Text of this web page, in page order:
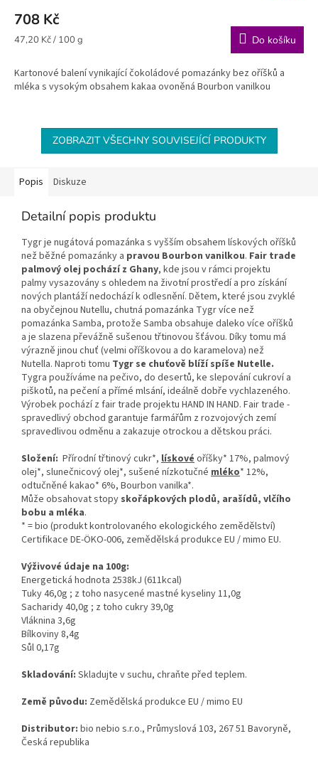
708 Kč
Měrná
47,20 Kč / 100 g Do košíku
Kartonové balení vynikající čokoládové pomazánky bez oříšků a
mléka s vysokým obsahem kakaa ovoněná Bourbon vanilkou
ZOBRAZIT VŠECHNY SOUVISEJÍCÍ PRODUKTY
Popis Diskuze
Detailní popis produktu
Tygr je nugátová pomazánka s vyšším obsahem lískových oříšků
než běžné pomazánky a pravou Bourbon vanilkou. Fair trade
palmový olej pochází z Ghany, kde jsou v rámci projektu
palmy vysazovány s ohledem na životní prostředí a pro získání
nových plantáží nedochází k odlesnění. Dětem, které jsou zvyklé
na obyčejnou Nutellu, chutná pomazánka Tygr více než
pomazánka Samba, protože Samba obsahuje daleko více oříšků
a je slazena převážně sušenou třtinovou šťávou. Díky tomu má
výrazně jinou chuť (velmi oříškovou a do karamelova) než
Nutella. Naproti tomu Tygr se chuťově blíží spíše Nutelle.
Tygra používáme na pečivo, do desertů, ke slepování cukroví a
piškotů, na pečení a přímé mlsání, ideálně dobře vychlazeného.
Výrobek pochází z fair trade projektu HAND IN HAND. Fair trade -
spravedlivý obchod garantuje farmářům z rozvojových zemí
spravedlivou odměnu a zakazuje otrockou a dětskou práci.
Složení: Přírodní třtinový cukr*, lískovéoříšky* 17%, palmový
olej*, slunečnicový olej*, sušené nízkotučné mléko* 12%,
odtučněné kakao* 6%, Bourbon vanilka*.
Může obsahovat stopy skořápkových plodů, arašídů, vlčího
bobu a mléka.
* = bio (produkt kontrolovaného ekologického zemědělství)
Certifikace DE-ÖKO-006, zemědělská produkce EU / mimo EU.
Výživové údaje na 100g:
Energetická hodnota 2538kJ (611kcal)
Tuky 46,0g ; z toho nasycené mastné kyseliny 11,0g
Sacharidy 40,0g ; z toho cukry 39,0g
Vláknina 3,6g
Bílkoviny 8,4g
Sůl 0,17g
Skladování: Skladujte v suchu, chraňte před teplem.
Země původu: Zemědělská produkce EU / mimo EU
Distributor: bio nebio s.r.o., Průmyslová 103, 267 51 Bavoryně,
Česká republika